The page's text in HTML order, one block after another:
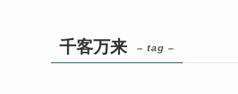
千客万来 – tag –